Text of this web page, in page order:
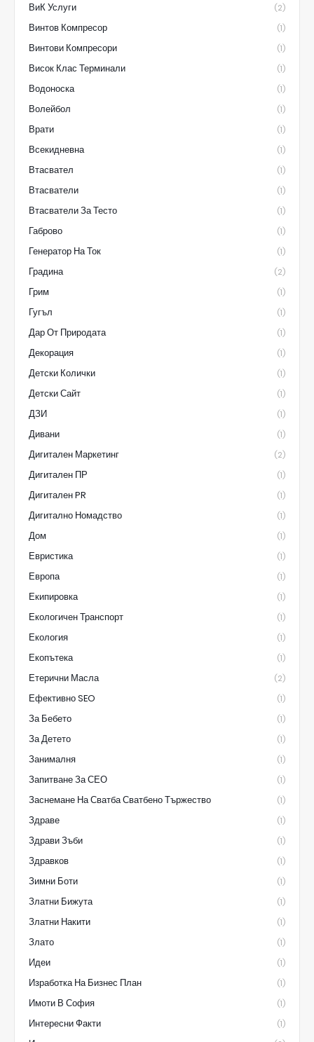
ВиК Услуги (2)
Винтов Компресор (1)
Винтови Компресори (1)
Висок Клас Терминали (1)
Водоноска (1)
Волейбол (1)
Врати (1)
Всекидневна (1)
Втасвател (1)
Втасватели (1)
Втасватели За Тесто (1)
Габрово (1)
Генератор На Ток (1)
Градина (2)
Грим (1)
Гугъл (1)
Дар От Природата (1)
Декорация (1)
Детски Колички (1)
Детски Сайт (1)
ДЗИ (1)
Дивани (1)
Дигитален Маркетинг (2)
Дигитален ПР (1)
Дигитален PR (1)
Дигитално Номадство (1)
Дом (1)
Евристика (1)
Европа (1)
Екипировка (1)
Екологичен Транспорт (1)
Екология (1)
Екопътека (1)
Етерични Масла (2)
Ефективно SEO (1)
За Бебето (1)
За Детето (1)
Занималня (1)
Запитване За СЕО (1)
Заснемане На Сватба Сватбено Тържество (1)
Здраве (1)
Здрави Зъби (1)
Здравков (1)
Зимни Боти (1)
Златни Бижута (1)
Златни Накити (1)
Злато (1)
Идеи (1)
Изработка На Бизнес План (1)
Имоти В София (1)
Интересни Факти (1)